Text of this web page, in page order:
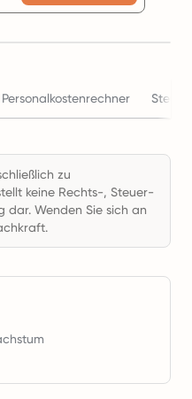
Personalkostenrechner
zu
keine Rechts-, Steuer-
Wenden Sie sich an